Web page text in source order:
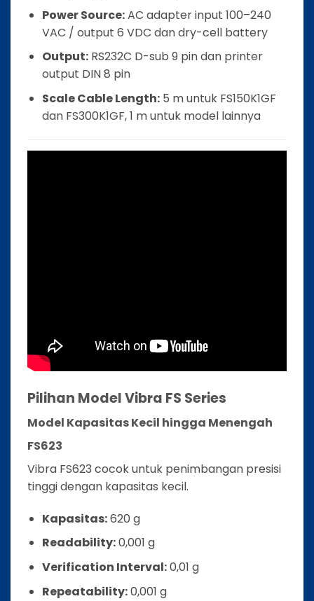
Power Source:AC adapter input 100–240
VAC / output 6 VDC dan dry-cell battery
Output:RS232C D-sub 9 pin dan printer
output DIN 8 pin
Scale Cable Length:5 m untuk FS150K1GF
dan FS300K1GF, 1 m untuk model lainnya
Pilihan Model Vibra FS Series
Model Kapasitas Kecil hingga Menengah
FS623
Vibra FS623 cocok untuk penimbangan presisi
tinggi dengan kapasitas kecil.
Kapasitas:620 g
Readability:0,001 g
Verification Interval:0,01 g
Repeatability:0,001 g